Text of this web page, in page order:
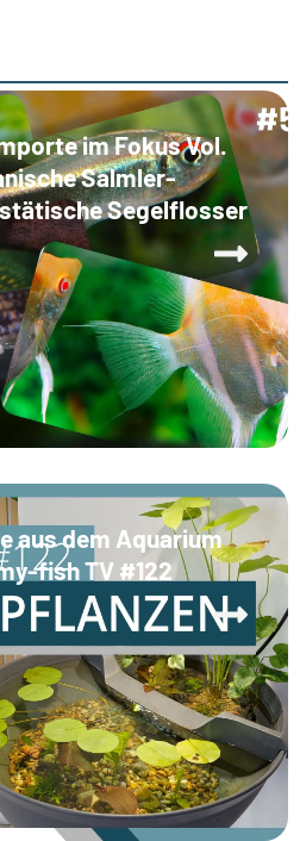
im Fokus Vol.
Salmler-
Segelflosser
aus dem Aquarium
fish TV #122